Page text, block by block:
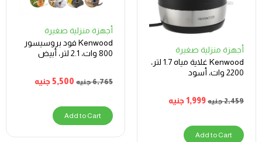
أجهزة منزلية صغيرة
Kenwood غلاية مياه 1.7 لتر،
2200 وات، أسود
2,459جنيه 1,999جنيه
Add to Cart
أجهزة منزلية صغيرة
Kenwood فود بروسيسور
800 وات، 2.1 لتر، أبيض
6,765جنيه 5,500جنيه
Add to Cart